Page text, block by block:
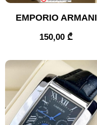
EMPORIO ARMANI
150,00 ₾